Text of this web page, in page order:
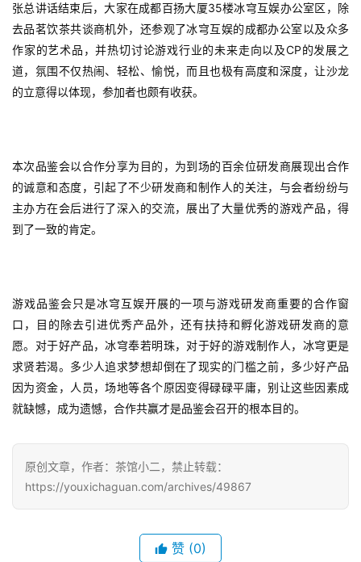
张总讲话结束后，大家在成都百扬大厦35楼冰穹互娱办公室区，除
去品茗饮茶共谈商机外，还参观了冰穹互娱的成都办公室以及众多
作家的艺术品，并热切讨论游戏行业的未来走向以及CP 的发展之
道，氛围不仅热闹、轻松、愉悦，而且也极有高度和深度，让沙龙
的立意得以体现，参加者也颇有收获。
本次品鉴会以合作分享为目的，为到场的百余位研发商展现出合作
的诚意和态度，引起了不少研发商和制作人的关注，与会者纷纷与
主办方在会后进行了深入的交流，展出了大量优秀的游戏产品，得
到了一致的肯定。
游戏品鉴会只是冰穹互娱开展的一项与游戏研发商重要的合作窗
口，目的除去引进优秀产品外，还有扶持和孵化游戏研发商的意
愿。对于好产品，冰穹奉若明珠，对于好的游戏制作人，冰穹更是
求贤若渴。多少人追求梦想却倒在了现实的门槛之前，多少好产品
因为资金，人员，场地等各个原因变得碌碌平庸，别让这些因素成
就缺憾，成为遗憾，合作共赢才是品鉴会召开的根本目的。
原创文章，作者：茶馆小二，禁止转载：
https://youxichaguan.com/archives/49867
赞 (0)